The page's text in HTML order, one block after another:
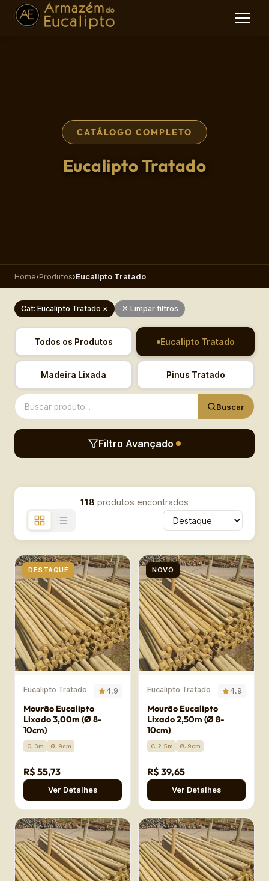
CATÁLOGO COMPLETO
Eucalipto Tratado
Home›Produtos›Eucalipto Tratado
Cat: Eucalipto Tratado × ✕ Limpar filtros
Todos os Produtos Eucalipto Tratado
Madeira Lixada Pinus Tratado
Buscar
Filtro Avançado
118 produtos encontrados
DESTAQUE
Eucalipto Tratado 4.9
Mourão Eucalipto
Lixado 3,00m (Ø 8-
10cm)
C: 3m Ø: 9cm
R$ 55,73
Ver Detalhes
NOVO
Eucalipto Tratado 4.9
Mourão Eucalipto
Lixado 2,50m (Ø 8-
10cm)
C: 2.5m Ø: 9cm
R$ 39,65
Ver Detalhes